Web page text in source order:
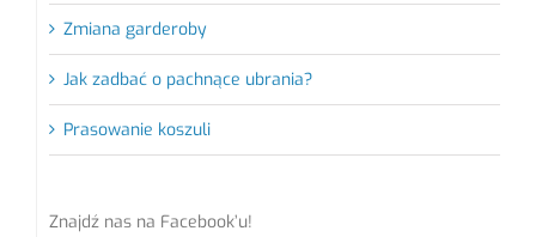
Zmiana garderoby
Jak zadbać o pachnące ubrania?
Prasowanie koszuli
Znajdź nas na Facebook’u!